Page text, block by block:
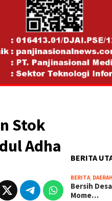
Stok
Adha
BERITA
BERITA,
Bersih
Mome…